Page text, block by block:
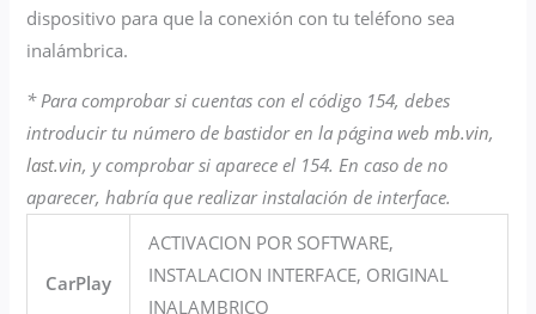
dispositivo para que la conexión con tu teléfono sea
inalámbrica.
* Para comprobar si cuentas con el código 154, debes
introducir tu número de bastidor en la página webmb.vin,
last.vin, y comprobar si aparece el 154. En caso de no
aparecer, habría que realizar instalación de interface.
CarPlay
ACTIVACION POR SOFTWARE,
INSTALACION INTERFACE, ORIGINAL
INALAMBRICO